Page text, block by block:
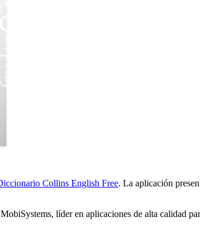
Collins English Free. La aplicación
líder en aplicaciones de alta calidad